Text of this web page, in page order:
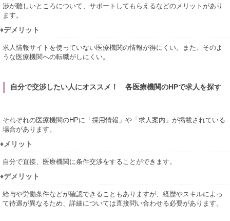
渉が難しいところについて、サポートしてもらえるなどのメリットがあり
ます。
♦デメリット
求人情報サイトを使っていない医療機関の情報が得にくい。また、そのよ
うな医療機関への転職がしにくい。
自分で交渉したい人にオススメ！ 各医療機関のHPで求人を探す
それぞれの医療機関のHPに「採用情報」や「求人案内」が掲載されている
場合があります。
♦メリット
自分で直接、医療機関に条件交渉をすることができます。
♦デメリット
給与や労働条件などが確認できることもありますが、経歴やスキルによっ
て待遇が異なるため、詳細については直接問い合わせる必要があります。